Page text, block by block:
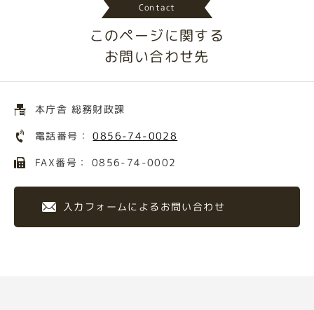
Contact
このページに関する
お問い合わせ先
本庁舎 総務財政課
電話番号：0856-74-0028
FAX番号： 0856-74-0002
入力フォームによるお問い合わせ